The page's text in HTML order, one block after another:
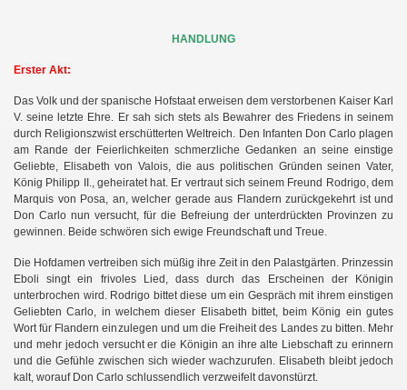
HANDLUNG
Erster Akt:
Das Volk und der spanische Hofstaat erweisen dem verstorbenen Kaiser Karl
V. seine letzte Ehre. Er sah sich stets als Bewahrer des Friedens in seinem
durch Religionszwist erschütterten Weltreich. Den Infanten Don Carlo plagen
am Rande der Feierlichkeiten schmerzliche Gedanken an seine einstige
Geliebte, Elisabeth von Valois, die aus politischen Gründen seinen Vater,
König Philipp II., geheiratet hat. Er vertraut sich seinem Freund Rodrigo, dem
Marquis von Posa, an, welcher gerade aus Flandern zurückgekehrt ist und
Don Carlo nun versucht, für die Befreiung der unterdrückten Provinzen zu
gewinnen. Beide schwören sich ewige Freundschaft und Treue.
Die Hofdamen vertreiben sich müßig ihre Zeit in den Palastgärten. Prinzessin
Eboli singt ein frivoles Lied, dass durch das Erscheinen der Königin
unterbrochen wird. Rodrigo bittet diese um ein Gespräch mit ihrem einstigen
Geliebten Carlo, in welchem dieser Elisabeth bittet, beim König ein gutes
Wort für Flandern einzulegen und um die Freiheit des Landes zu bitten. Mehr
und mehr jedoch versucht er die Königin an ihre alte Liebschaft zu erinnern
und die Gefühle zwischen sich wieder wachzurufen. Elisabeth bleibt jedoch
kalt, worauf Don Carlo schlussendlich verzweifelt davonstürzt.